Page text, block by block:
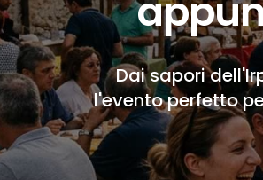
Dai sapori
l'evento perfetto